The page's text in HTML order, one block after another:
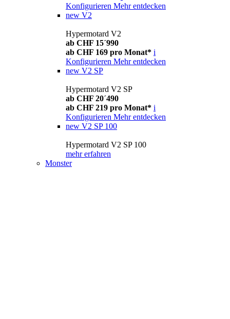
Konfigurieren Mehr entdecken
new V2
Hypermotard V2
ab CHF 15´990
ab CHF 169 pro Monat* i
Konfigurieren Mehr entdecken
new V2 SP
Hypermotard V2 SP
ab CHF 20´490
ab CHF 219 pro Monat* i
Konfigurieren Mehr entdecken
new V2 SP 100
Hypermotard V2 SP 100
mehr erfahren
Monster